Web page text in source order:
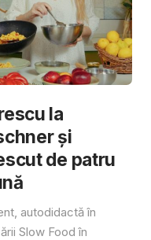
la
și
de patru
autodidactă în
Slow Food în